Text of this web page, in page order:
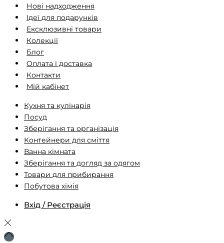
Нові надходження
Ідеї ​​для подарунків
Ексклюзивні товари
Колекції
Блог
Оплата і доставка
Контакти
Мій кабінет
Кухня та кулінарія
Посуд
Зберігання та організація
Контейнери для сміття
Ванна кімната
Зберігання та догляд за одягом
Товари для прибирання
Побутова хімія
Вхід / Реєстрація